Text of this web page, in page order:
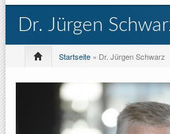
Dr. Jürgen
Startseite » Dr. Jürgen Schwarz